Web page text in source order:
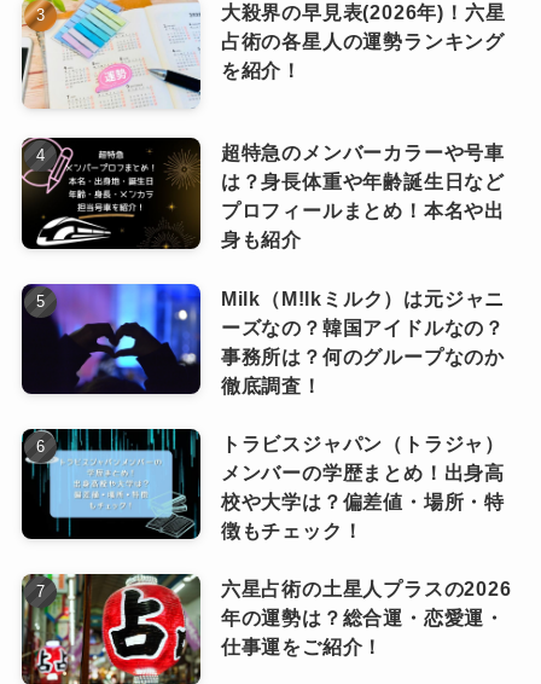
ンバーの中での特定のメンバー同士での「仲良
しコンビ」は、ずばり「松松コンビ」です！
グループでのシンメともなっている二人は一緒
に筋トレしたりといろいろなところでその仲良
しっぷりを披露してます(/ω＼)
関連記事 トラビスジャパン(トラジャ)に苦情？やらかしで嫌われてる？批判殺到のやばいエピソード徹底調査
関連記事
大殺界の早見表(2026年)！六星
占術の各星人の運勢ランキング
を紹介！
超特急のメンバーカラーや号車
は？身長体重や年齢誕生日など
プロフィールまとめ！本名や出
身も紹介
Milk（M!lkミルク）は元ジャニ
ーズなの？韓国アイドルなの？
事務所は？何のグループなのか
徹底調査！
トラビスジャパン（トラジャ）
メンバーの学歴まとめ！出身高
校や大学は？偏差値・場所・特
徴もチェック！
六星占術の土星人プラスの2026
年の運勢は？総合運・恋愛運・
仕事運をご紹介！